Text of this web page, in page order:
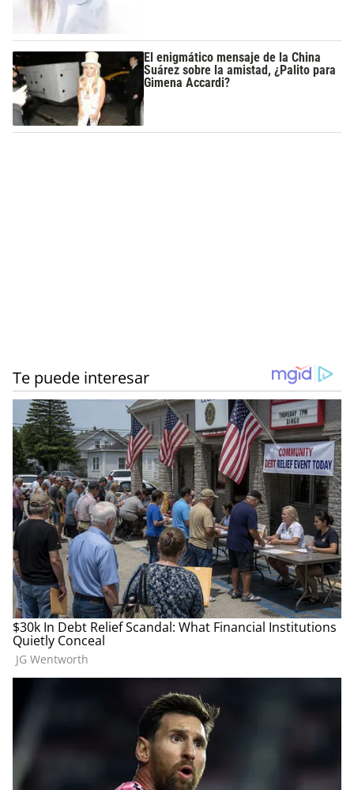
El enigmático mensaje de la China
Suárez sobre la amistad, ¿Palito para
Gimena Accardi?